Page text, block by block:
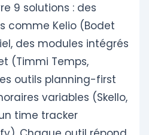
9 solutions : des
comme Kelio (Bodet
des modules intégrés
(Timmi Temps,
outils planning-first
variables (Skello,
time tracker